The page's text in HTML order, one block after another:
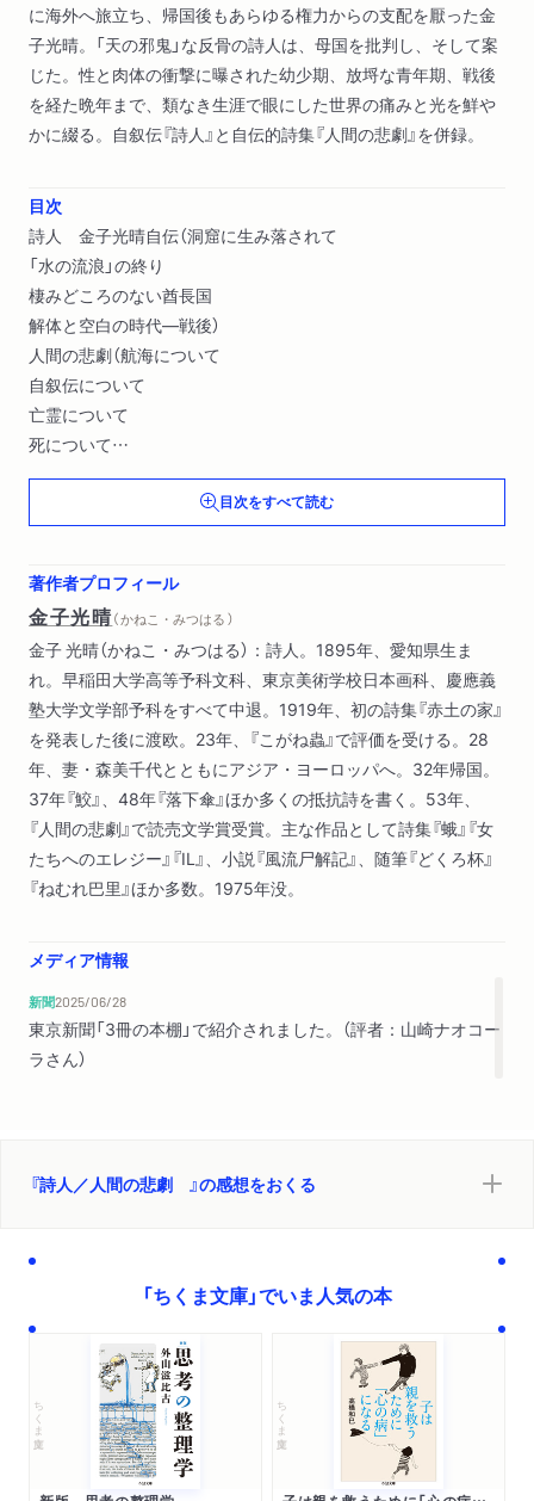
に海外へ旅立ち、帰国後もあらゆる権力からの支配を厭った金
子光晴。「天の邪鬼」な反骨の詩人は、母国を批判し、そして案
じた。性と肉体の衝撃に曝された幼少期、放埒な青年期、戦後
を経た晩年まで、類なき生涯で眼にした世界の痛みと光を鮮や
かに綴る。自叙伝『詩人』と自伝的詩集『人間の悲劇』を併録。
目次
詩人 金子光晴自伝（洞窟に生み落されて
「水の流浪」の終り
棲みどころのない酋長国
解体と空白の時代―戦後）
人間の悲劇（航海について
自叙伝について
亡霊について
死について
ぱんぱんの歌
目次をすべて読む
著作者プロフィール
金子光晴（ かねこ・みつはる ）
金子 光晴（かねこ・みつはる）：詩人。1895年、愛知県生ま
れ。早稲田大学高等予科文科、東京美術学校日本画科、慶應義
塾大学文学部予科をすべて中退。1919年、初の詩集『赤土の家』
を発表した後に渡欧。23年、『こがね蟲』で評価を受ける。28
年、妻・森美千代とともにアジア・ヨーロッパへ。32年帰国。
37年『鮫』、48年『落下傘』ほか多くの抵抗詩を書く。53年、
『人間の悲劇』で読売文学賞受賞。主な作品として詩集『蛾』『女
たちへのエレジー』『IL』、小説『風流尸解記』、随筆『どくろ杯』
『ねむれ巴里』ほか多数。1975年没。
メディア情報
新聞2025/06/28
東京新聞「3冊の本棚」で紹介されました。（評者：山崎ナオコー
ラさん）
『詩人／人間の悲劇 』の感想をおくる
「ちくま文庫」でいま人気の本
ちくま文庫 ちくま文庫